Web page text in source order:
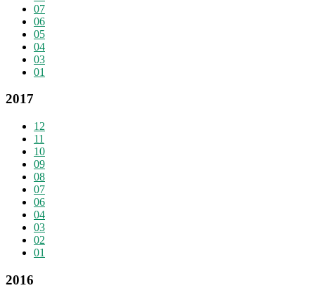
07
06
05
04
03
01
2017
12
11
10
09
08
07
06
04
03
02
01
2016